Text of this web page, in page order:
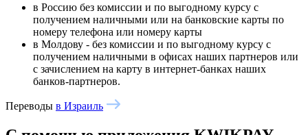
в Россию без комиссии и по выгодному курсу с
получением наличными или на банковские карты по
номеру телефона или номеру карты
в Молдову - без комиссии и по выгодному курсу с
получением наличными в офисах наших партнеров или
с зачислением на карту в интернет-банках наших
банков-партнеров.
Переводы в Израиль